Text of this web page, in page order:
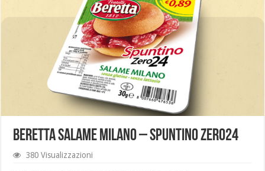
Beretta Salame Milano – Spuntino Zero24
380 Visualizzazioni